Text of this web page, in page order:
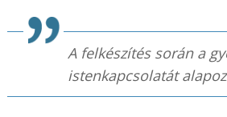
A felkészítés során a
istenkapcsolatát